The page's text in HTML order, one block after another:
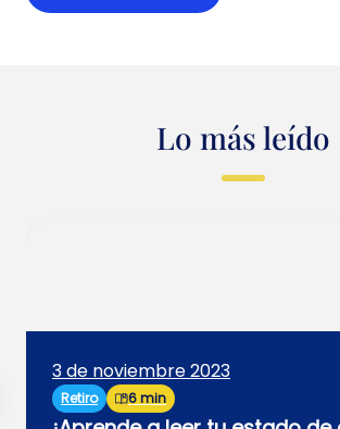
Lo más leído
3 de noviembre 2023
Retiro 6 min